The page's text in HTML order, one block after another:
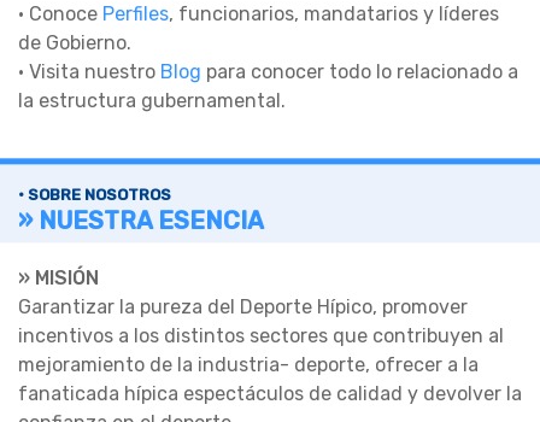
• Conoce Perfiles, funcionarios, mandatarios y líderes
de Gobierno.
• Visita nuestro Blog para conocer todo lo relacionado a
la estructura gubernamental.
• SOBRE NOSOTROS
» NUESTRA ESENCIA
» MISIÓN
Garantizar la pureza del Deporte Hípico, promover
incentivos a los distintos sectores que contribuyen al
mejoramiento de la industria- deporte, ofrecer a la
fanaticada hípica espectáculos de calidad y devolver la